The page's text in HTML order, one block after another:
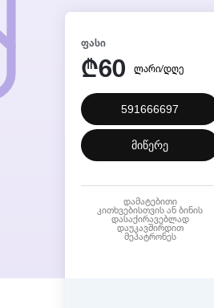
ᲤᲐᲡᲘ
₾60 ლარი/დღე
591666697
მიწერე
დამატებითი
კითხვებისთვის ან ბინის
დასაქირავებლად
დაუკავშირდით
მეპატრონეს